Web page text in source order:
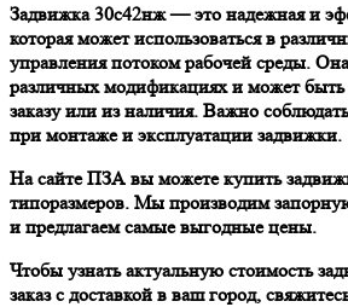
Задвижка 30с42нж — это надежная и
которая может использоваться в
управления потоком рабочей среды.
различных модификациях и может быть
заказу или из наличия. Важно
при монтаже и эксплуатации задвижки.
На сайтеПЗА вы можете купить
типоразмеров. Мы производим
и предлагаем самые выгодные цены.
Чтобы узнать актуальную стоимость
заказ с доставкой в ваш город,